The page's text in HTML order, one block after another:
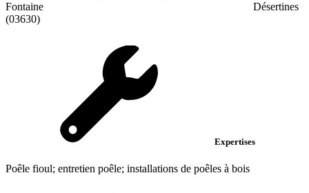
Fontaine
Désertines
(03630)
Expertises
Poêle fioul; entretien poêle; installations de poêles à bois